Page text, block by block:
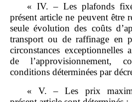
« IV. – Les plafonds
présent article ne peuvent être
seule évolution des coûts
transport ou de raffinage en
circonstances exceptionnelles
de l’approvisionnement,
conditions déterminées par
« V. – Les prix